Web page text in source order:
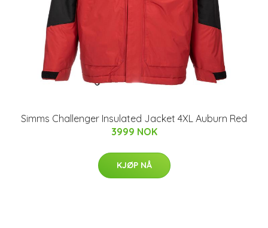
Simms Challenger Insulated Jacket 4XL Auburn Red
3999 NOK
KJØP NÅ